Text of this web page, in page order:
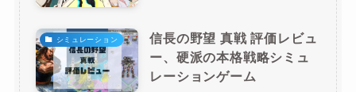
シミュレーション
信長の野望 真戦 評価レビュ
ー、硬派の本格戦略シミュ
レーションゲーム